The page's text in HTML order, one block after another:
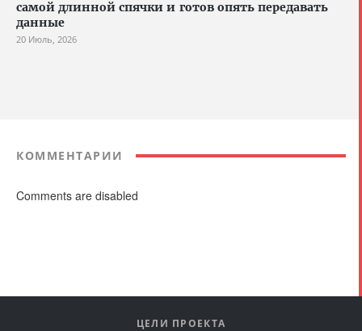
самой длинной спячки и готов опять передавать
данные
20 Июль, 2026
КОММЕНТАРИИ
Comments are disabled
ЦЕЛИ ПРОЕКТА